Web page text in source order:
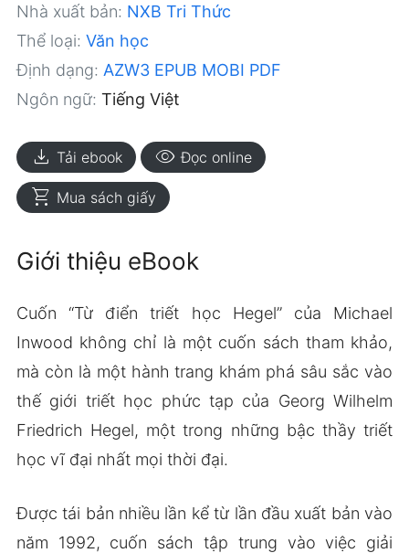
Nhà xuất bản: NXB Tri Thức
Thể loại: Văn học
Định dạng: AZW3 EPUB MOBI PDF
Ngôn ngữ: Tiếng Việt
download Tải ebook visibility Đọc online
shopping_cart Mua sách giấy
Giới thiệu eBook
Cuốn “Từ điển triết học Hegel” của Michael
Inwood không chỉ là một cuốn sách tham khảo,
mà còn là một hành trang khám phá sâu sắc vào
thế giới triết học phức tạp của Georg Wilhelm
Friedrich Hegel, một trong những bậc thầy triết
học vĩ đại nhất mọi thời đại.
Được tái bản nhiều lần kể từ lần đầu xuất bản vào
năm 1992, cuốn sách tập trung vào việc giải